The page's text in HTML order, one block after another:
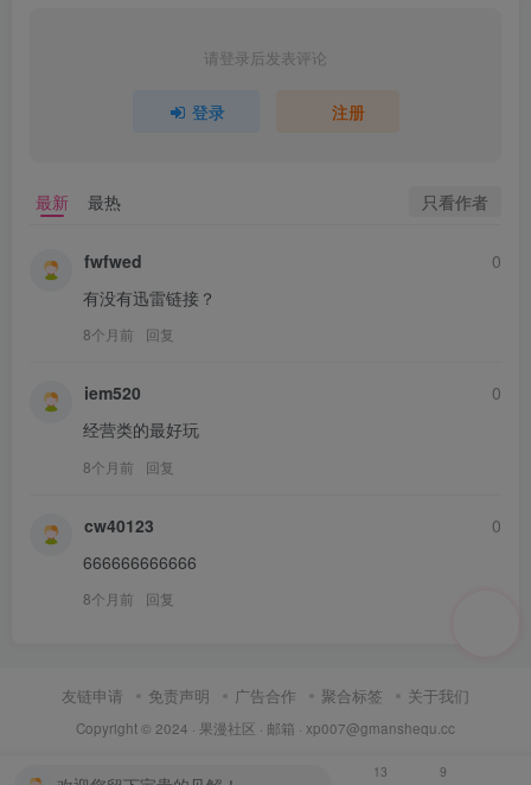
请登录后发表评论
登录 注册
最新 最热 只看作者
fwfwed
0
有没有迅雷链接？
8个月前 回复
iem520
0
经营类的最好玩
8个月前 回复
cw40123
0
666666666666
8个月前 回复
友链申请 免责声明 广告合作 聚合标签 关于我们
Copyright © 2024 · 果漫社区 · 邮箱 · xp007@gmanshequ.cc
13 9